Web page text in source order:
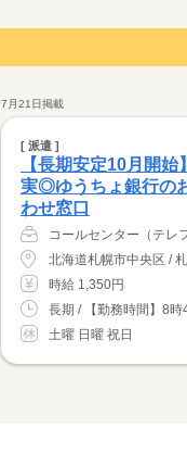
7月21日掲載
[ 派遣 ]
【長期安定10月開始
実◎ゆうちょ銀行の
わせ窓口
時給 1,350円
長期 / 【勤務時間】8時
土曜 日曜 祝日